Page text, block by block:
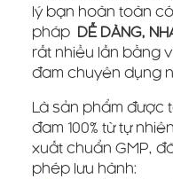
lý bạn hoàn toàn
pháp DỄ DÀNG,
rất nhiều lần bằng
đam chuyên dụng
Là sản phẩm được
đam 100% từ tự
xuất chuẩn GMP,
phép lưu hành: